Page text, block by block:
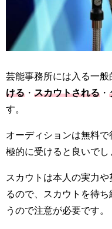
芸能事務所には入る一般
ける ・ スカウトされる ・
す。
オーディションは無料
極的に受けると良いでし
スカウトは本人の実力
るので、スカウトを待
うので注意が必要です。